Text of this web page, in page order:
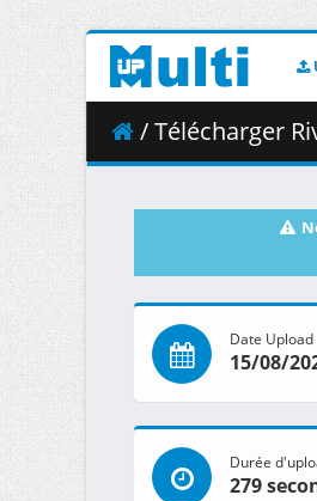
/ Télécharger
Date Upload
15/08/
Durée
279